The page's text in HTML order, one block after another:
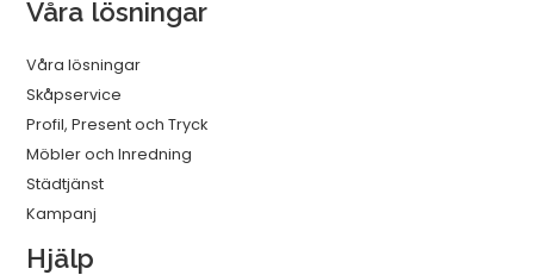
Våra lösningar
Våra lösningar
Skåpservice
Profil, Present och Tryck
Möbler och Inredning
Städtjänst
Kampanj
Hjälp